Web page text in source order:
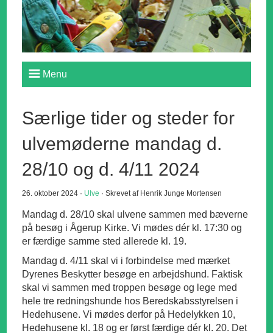
Menu
Særlige tider og steder for
ulvemøderne mandag d.
28/10 og d. 4/11 2024
26. oktober 2024 · Ulve · Skrevet af Henrik Junge Mortensen
Mandag d. 28/10 skal ulvene sammen med bæverne
på besøg i Ågerup Kirke. Vi mødes dér kl. 17:30 og
er færdige samme sted allerede kl. 19.
Mandag d. 4/11 skal vi i forbindelse med mærket
Dyrenes Beskytter besøge en arbejdshund. Faktisk
skal vi sammen med troppen besøge og lege med
hele tre redningshunde hos Beredskabsstyrelsen i
Hedehusene. Vi mødes derfor på Hedelykken 10,
Hedehusene kl. 18 og er først færdige dér kl. 20. Det